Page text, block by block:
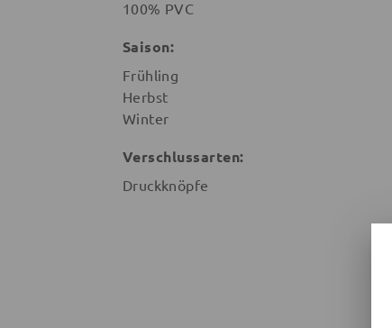
100% PVC
Saison:
Frühling
Herbst
Winter
Verschlussarten:
Druckknöpfe